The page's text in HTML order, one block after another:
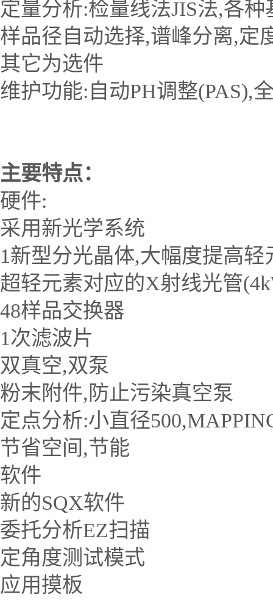
定量分析:检量线法JIS法,各
样品径自动选择,谱峰分离,定
其它为选件
维护功能:自动PH调整(PAS),
主要特点：
硬件:
采用新光学系统
1新型分光晶体,大幅度提高
超轻元素对应的X射线光管
48样品交换器
1次滤波片
双真空,双泵
粉末附件,防止污染真空泵
定点分析:小直径
节省空间,节能
软件
新的SQX软件
委托分析EZ扫描
定角度测试模式
应用摸板